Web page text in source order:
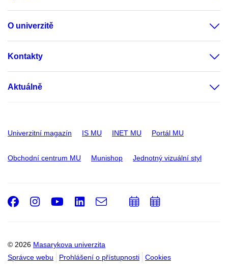
O univerzitě
Kontakty
Aktuálně
Univerzitní magazín IS MU INET MU Portál MU
Obchodní centrum MU Munishop Jednotný vizuální styl
© 2026 Masarykova univerzita
Správce webu
Prohlášení o přístupnosti Cookies
Facebook
Instagram
Youtube
LinkedIn
e-
PřidatPřidat